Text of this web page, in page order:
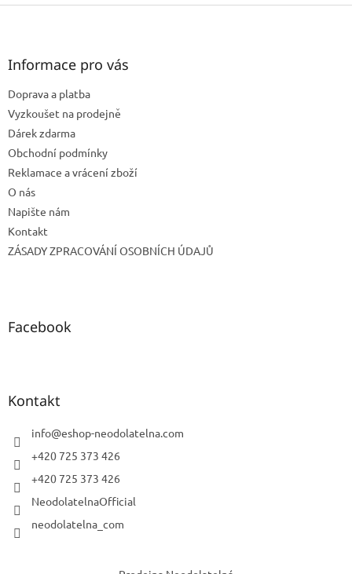
Z
Informace pro vás
Doprava a platba
Vyzkoušet na prodejně
Dárek zdarma
Obchodní podmínky
Reklamace a vrácení zboží
O nás
Napište nám
Kontakt
ZÁSADY ZPRACOVÁNÍ OSOBNÍCH ÚDAJŮ
Facebook
Kontakt
info@eshop-neodolatelna.com
+420 725 373 426
+420 725 373 426
NeodolatelnaOfficial
neodolatelna_com